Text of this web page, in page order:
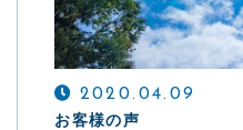
2020.04.09
お客様の声